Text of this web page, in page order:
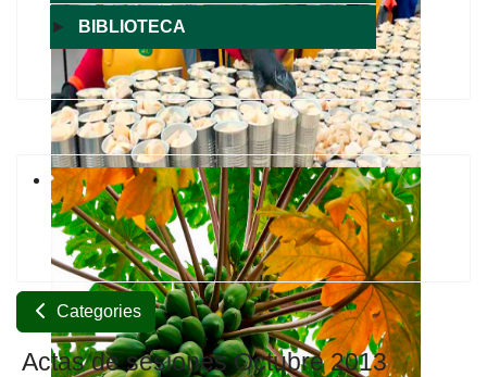
► BIBLIOTECA
Categories
Actas de sesiones Octubre 2013